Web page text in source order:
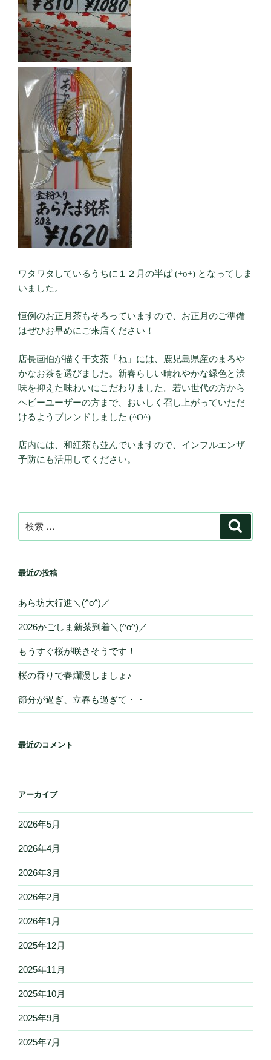
ワタワタしているうちに１２月の半ば (+o+) となってしま
いました。
恒例のお正月茶もそろっていますので、お正月のご準備
はぜひお早めにご来店ください！
店長画伯が描く干支茶「ね」には、鹿児島県産のまろや
かなお茶を選びました。新春らしい晴れやかな緑色と渋
味を抑えた味わいにこだわりました。若い世代の方から
ヘビーユーザーの方まで、おいしく召し上がっていただ
けるようブレンドしました (^O^)
店内には、和紅茶も並んでいますので、インフルエンザ
予防にも活用してください。
索:
最近の投稿
あら坊大行進＼(^o^)／
2026かごしま新茶到着＼(^o^)／
もうすぐ桜が咲きそうです！
桜の香りで春爛漫しましょ♪
節分が過ぎ、立春も過ぎて・・
最近のコメント
アーカイブ
2026年5月
2026年4月
2026年3月
2026年2月
2026年1月
2025年12月
2025年11月
2025年10月
2025年9月
2025年7月